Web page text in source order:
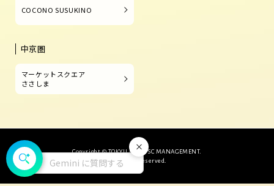
Gemini に質問する
閉じる
COCONO SUSUKINO
中京圏
マーケットスクエア
ささしま
Copyright © TOKYU LAND SC MANAGEMENT.
All Rights Reserved.